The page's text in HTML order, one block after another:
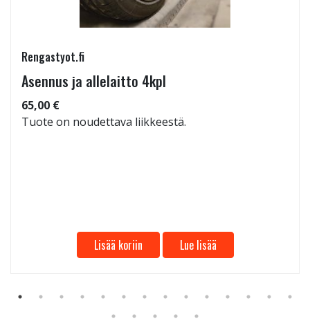
Rengastyot.fi
Asennus ja allelaitto 4kpl
65,00 €
Tuote on noudettava liikkeestä.
Lisää koriin Lue lisää